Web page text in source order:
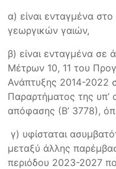
α) είναι ενταγμένα
γεωργικών γαιών,
β) είναι ενταγμένα σε
Μέτρων 10, 11 του
Ανάπτυξης 2014-2022
Παραρτήματος της
απόφασης (Β’ 3778),
γ) υφίσταται
μεταξύ άλλης
περιόδου 2023-2027